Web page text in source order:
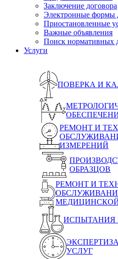
Заключение договора
Электронные формы
Приостановленные
Важные объявления
Поиск нормативных
Услуги
ПОВЕРКА И
РЕМОНТ И
ИЗМЕРЕНИЙ
ОБРАЗЦОВ
РЕМОНТ И
ИСПЫТАНИЯ
УСЛУГ